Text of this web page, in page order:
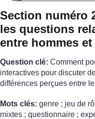
Section numéro
les questions
entre hommes
Question clé: Comment
interactives pour discuter
différences perçues entre
Mots clés: genre ; jeu de
mixtes ; questionnaire ;